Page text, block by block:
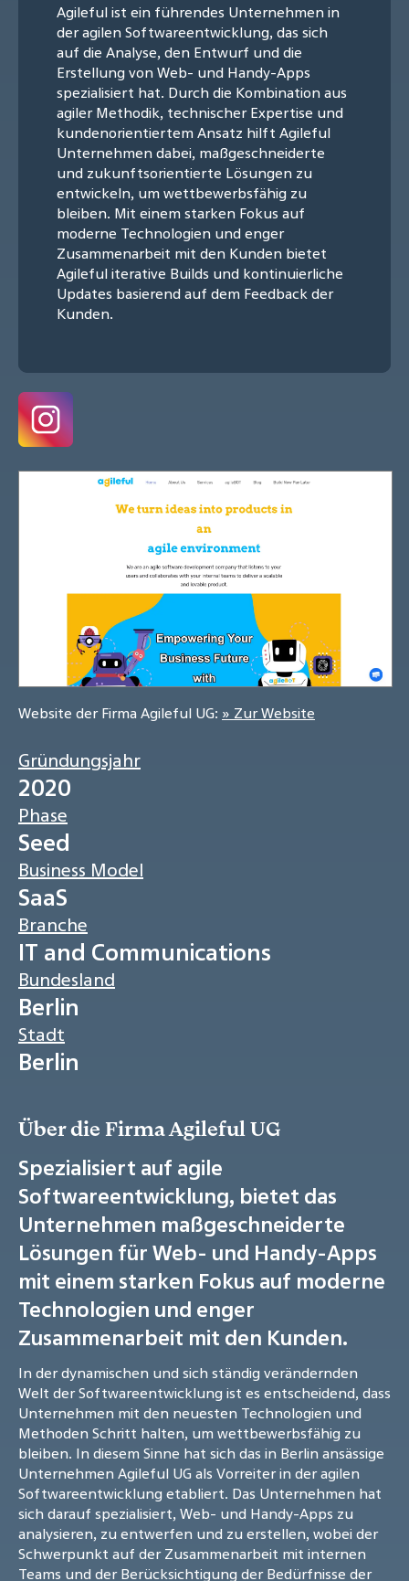
Agileful ist ein führendes Unternehmen in
der agilen Softwareentwicklung, das sich
auf die Analyse, den Entwurf und die
Erstellung von Web- und Handy-Apps
spezialisiert hat. Durch die Kombination aus
agiler Methodik, technischer Expertise und
kundenorientiertem Ansatz hilft Agileful
Unternehmen dabei, maßgeschneiderte
und zukunftsorientierte Lösungen zu
entwickeln, um wettbewerbsfähig zu
bleiben. Mit einem starken Fokus auf
moderne Technologien und enger
Zusammenarbeit mit den Kunden bietet
Agileful iterative Builds und kontinuierliche
Updates basierend auf dem Feedback der
Kunden.
Website der Firma Agileful UG: » Zur Website
Gründungsjahr
2020
Phase
Seed
Business Model
SaaS
Branche
IT and Communications
Bundesland
Berlin
Stadt
Berlin
Über die Firma Agileful UG
Spezialisiert auf agile
Softwareentwicklung, bietet das
Unternehmen maßgeschneiderte
Lösungen für Web- und Handy-Apps
mit einem starken Fokus auf moderne
Technologien und enger
Zusammenarbeit mit den Kunden.
In der dynamischen und sich ständig verändernden
Welt der Softwareentwicklung ist es entscheidend, dass
Unternehmen mit den neuesten Technologien und
Methoden Schritt halten, um wettbewerbsfähig zu
bleiben. In diesem Sinne hat sich das in Berlin ansässige
Unternehmen Agileful UG als Vorreiter in der agilen
Softwareentwicklung etabliert. Das Unternehmen hat
sich darauf spezialisiert, Web- und Handy-Apps zu
analysieren, zu entwerfen und zu erstellen, wobei der
Schwerpunkt auf der Zusammenarbeit mit internen
Teams und der Berücksichtigung der Bedürfnisse der